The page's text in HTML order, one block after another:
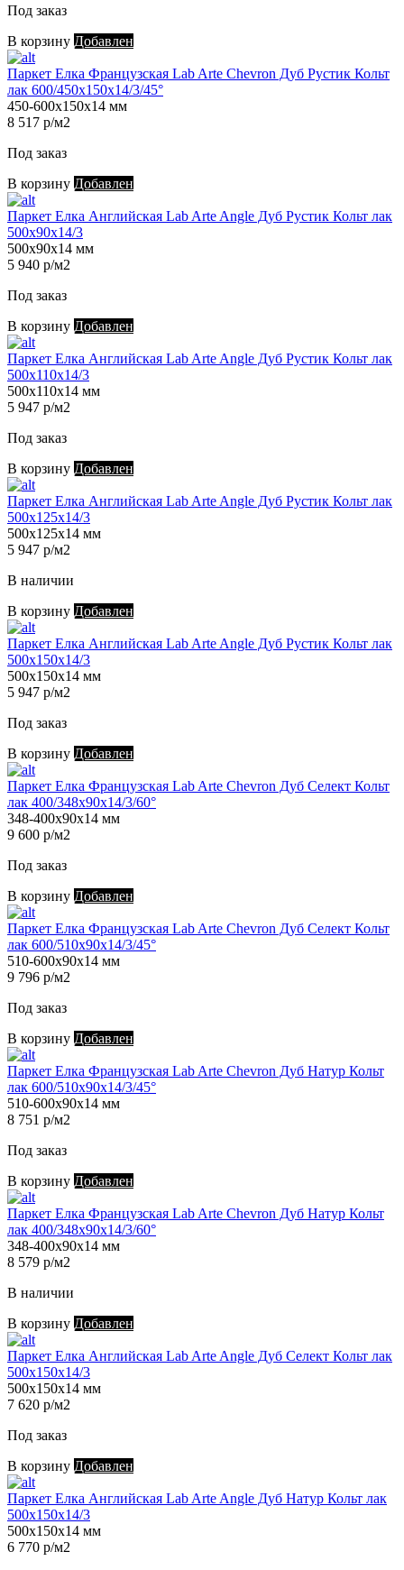
Под заказ
В корзину Добавлен
Паркет Елка Французская Lab Arte Chevron Дуб Рустик Кольт
лак 600/450х150х14/3/45°
450-600х150х14 мм
8 517 р/м2
Под заказ
В корзину Добавлен
Паркет Елка Английская Lab Arte Angle Дуб Рустик Кольт лак
500х90х14/3
500х90х14 мм
5 940 р/м2
Под заказ
В корзину Добавлен
Паркет Елка Английская Lab Arte Angle Дуб Рустик Кольт лак
500х110х14/3
500х110х14 мм
5 947 р/м2
Под заказ
В корзину Добавлен
Паркет Елка Английская Lab Arte Angle Дуб Рустик Кольт лак
500х125х14/3
500х125х14 мм
5 947 р/м2
В наличии
В корзину Добавлен
Паркет Елка Английская Lab Arte Angle Дуб Рустик Кольт лак
500х150х14/3
500х150х14 мм
5 947 р/м2
Под заказ
В корзину Добавлен
Паркет Елка Французская Lab Arte Chevron Дуб Селект Кольт
лак 400/348х90х14/3/60°
348-400х90х14 мм
9 600 р/м2
Под заказ
В корзину Добавлен
Паркет Елка Французская Lab Arte Chevron Дуб Селект Кольт
лак 600/510х90х14/3/45°
510-600х90х14 мм
9 796 р/м2
Под заказ
В корзину Добавлен
Паркет Елка Французская Lab Arte Chevron Дуб Натур Кольт
лак 600/510х90х14/3/45°
510-600х90х14 мм
8 751 р/м2
Под заказ
В корзину Добавлен
Паркет Елка Французская Lab Arte Chevron Дуб Натур Кольт
лак 400/348х90х14/3/60°
348-400х90х14 мм
8 579 р/м2
В наличии
В корзину Добавлен
Паркет Елка Английская Lab Arte Angle Дуб Селект Кольт лак
500х150х14/3
500х150х14 мм
7 620 р/м2
Под заказ
В корзину Добавлен
Паркет Елка Английская Lab Arte Angle Дуб Натур Кольт лак
500х150х14/3
500х150х14 мм
6 770 р/м2